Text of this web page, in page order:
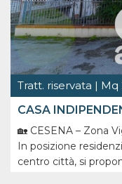
Tratt. riservata | Mq
CASA
🏡 CESENA – Zona
In posizione
centro città, si